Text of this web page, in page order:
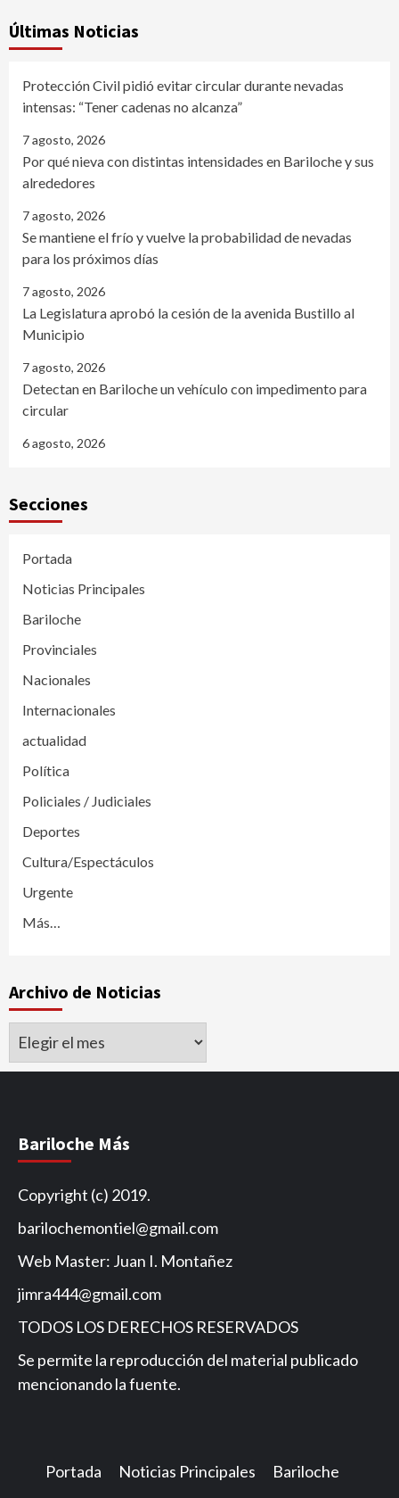
Últimas Noticias
Protección Civil pidió evitar circular durante nevadas
intensas: “Tener cadenas no alcanza”
7 agosto, 2026
Por qué nieva con distintas intensidades en Bariloche y sus
alrededores
7 agosto, 2026
Se mantiene el frío y vuelve la probabilidad de nevadas
para los próximos días
7 agosto, 2026
La Legislatura aprobó la cesión de la avenida Bustillo al
Municipio
7 agosto, 2026
Detectan en Bariloche un vehículo con impedimento para
circular
6 agosto, 2026
Secciones
Portada
Noticias Principales
Bariloche
Provinciales
Nacionales
Internacionales
actualidad
Política
Policiales / Judiciales
Deportes
Cultura/Espectáculos
Urgente
Más…
Archivo de Noticias
Archivo
Bariloche Más
Copyright (c) 2019.
barilochemontiel@gmail.com
Web Master: Juan I. Montañez
jimra444@gmail.com
TODOS LOS DERECHOS RESERVADOS
Se permite la reproducción del material publicado
mencionando la fuente.
Portada Noticias Principales Bariloche